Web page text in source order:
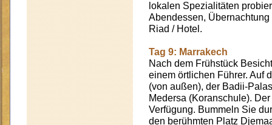
lokalen Spezialitäten
Abendessen,
Riad / Hotel.
Tag 9: Marrakech
Nach dem Frühstück
einem örtlichen Führer. Auf
(von außen), der Badii-
Medersa (Koranschule).
Verfügung. Bummeln Sie
den berühmten Platz